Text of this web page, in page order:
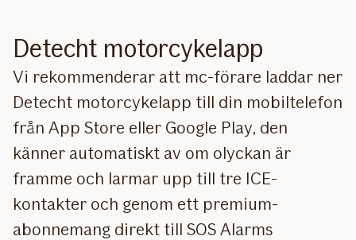
Detecht motorcykelapp
Vi rekommenderar att mc-förare laddar ner
Detecht motorcykelapp till din mobiltelefon
från App Store eller Google Play, den
känner automatiskt av om olyckan är
framme och larmar upp till tre ICE-
kontakter och genom ett premium-
abonnemang direkt till SOS Alarms